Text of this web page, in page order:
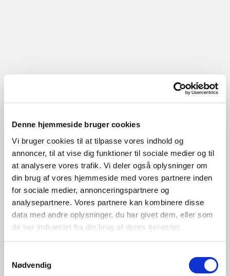
Denne hjemmeside bruger cookies
Vi bruger cookies til at tilpasse vores indhold og
annoncer, til at vise dig funktioner til sociale medier og til
at analysere vores trafik. Vi deler også oplysninger om
din brug af vores hjemmeside med vores partnere inden
for sociale medier, annonceringspartnere og
analysepartnere. Vores partnere kan kombinere disse
data med andre oplysninger, du har givet dem, eller som
de har indsamlet fra din brug af deres tjenester.
Nødvendig
Overall Product Info Specifications
Glamorous modern style
Matte white opal mouth blown glass
Bulb base